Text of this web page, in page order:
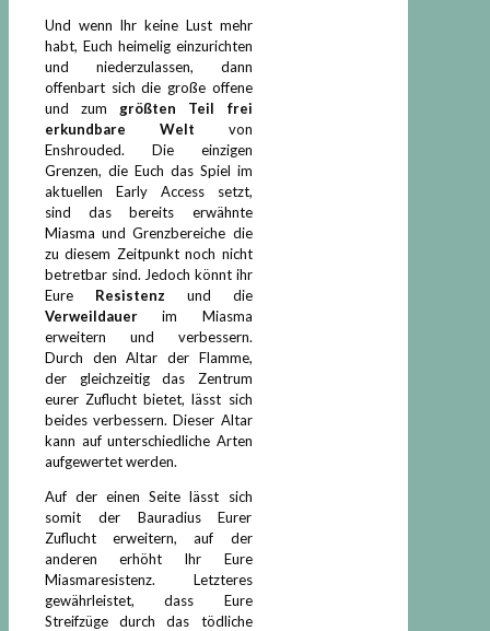
Und wenn Ihr keine Lust mehr
habt, Euch heimelig einzurichten
und niederzulassen, dann
offenbart sich die große offene
und zum größten Teil frei
erkundbare Welt von
Enshrouded. Die einzigen
Grenzen, die Euch das Spiel im
aktuellen Early Access setzt,
sind das bereits erwähnte
Miasma und Grenzbereiche die
zu diesem Zeitpunkt noch nicht
betretbar sind. Jedoch könnt ihr
Eure Resistenz und die
Verweildauerim Miasma
erweitern und verbessern.
Durch den Altar der Flamme,
der gleichzeitig das Zentrum
eurer Zuflucht bietet, lässt sich
beides verbessern. Dieser Altar
kann auf unterschiedliche Arten
aufgewertet werden.
Auf der einen Seite lässt sich
somit der Bauradius Eurer
Zuflucht erweitern, auf der
anderen erhöht Ihr Eure
Miasmaresistenz. Letzteres
gewährleistet, dass Eure
Streifzüge durch das tödliche